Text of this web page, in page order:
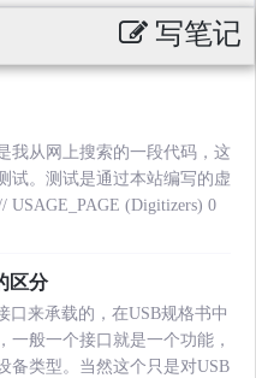
写笔记
我从网上搜索的一段代码，这
试。测试是通过本站编写的虚
USAGE_PAGE (Digitizers) 0
区分
口来承载的，在USB规格书中
一般一个接口就是一个功能，
备类型。当然这个只是对USB